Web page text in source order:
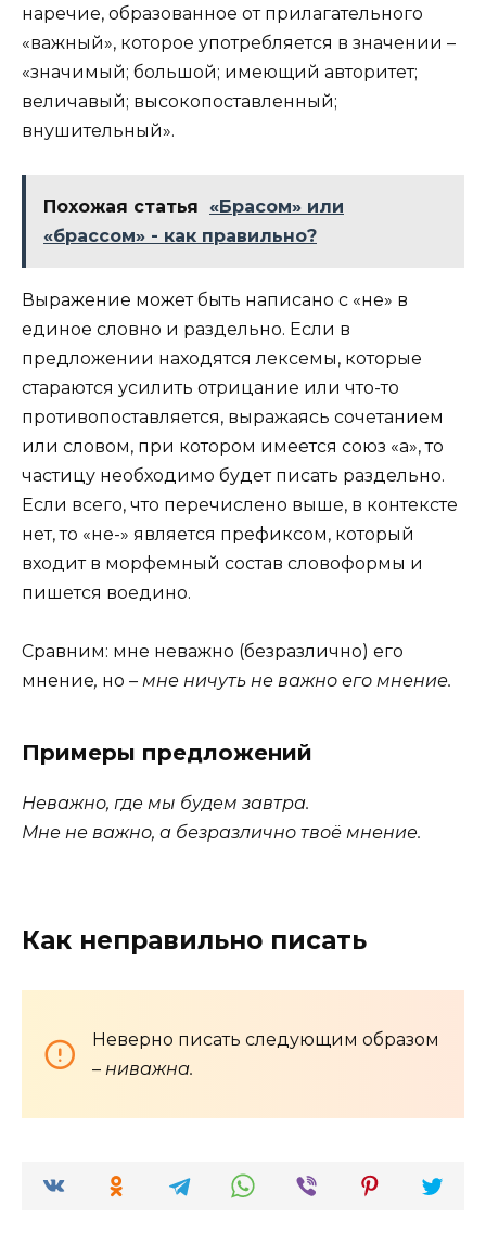
наречие, образованное от прилагательного
«важный», которое употребляется в значении –
«значимый; большой; имеющий авторитет;
величавый; высокопоставленный;
внушительный».
Похожая статья
«Брасом» или
«брассом» - как правильно?
Выражение может быть написано с «не» в
единое словно и раздельно. Если в
предложении находятся лексемы, которые
стараются усилить отрицание или что-то
противопоставляется, выражаясь сочетанием
или словом, при котором имеется союз «а», то
частицу необходимо будет писать раздельно.
Если всего, что перечислено выше, в контексте
нет, то «не-» является префиксом, который
входит в морфемный состав словоформы и
пишется воедино.
Сравним: мне неважно (безразлично) его
мнение, но – мне ничуть не важно его мнение.
Примеры предложений
Неважно, где мы будем завтра.
Мне не важно, а безразлично твоё мнение.
Как неправильно писать
Неверно писать следующим образом
– ниважна.